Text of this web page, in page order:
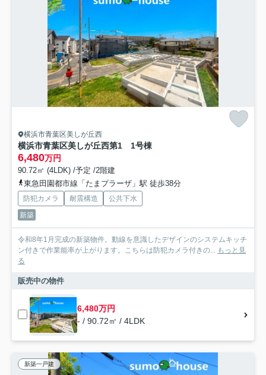
横浜市青葉区美しが丘西
横浜市青葉区美しが丘西第1 1号棟
6,480万円
90.72㎡ (4LDK) /予定 /2階建
東急田園都市線「たまプラーザ」駅 徒歩38分
防犯カメラ 耐震構造
公共下水
新築
令和8年1月完成の新築物件。動線を意識したデザインのシステムキッチ
ン付きで作業能率が上がります。こちらは防犯カメラ付きの...
もっと見
る
販売中の物件
6,480万円
- / 90.72㎡ / 4LDK
新築一戸建